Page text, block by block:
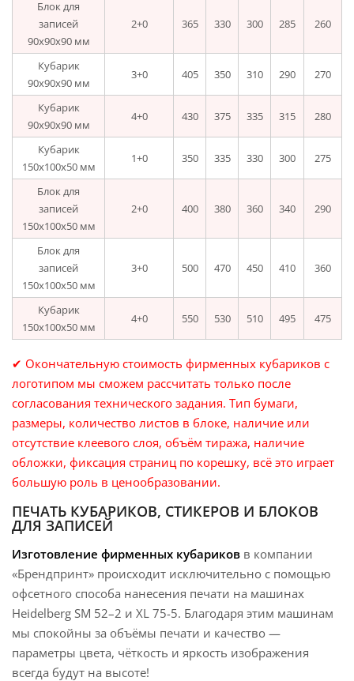
Блок для
записей
90х90х90 мм
2+0 365 330 300 285 260
Кубарик
90х90х90 мм
3+0 405 350 310 290 270
Кубарик
90х90х90 мм
4+0 430 375 335 315 280
Кубарик
150х100х50 мм
1+0 350 335 330 300 275
Блок для
записей
150х100х50 мм
2+0 400 380 360 340 290
Блок для
записей
150х100х50 мм
3+0 500 470 450 410 360
Кубарик
150х100х50 мм
4+0 550 530 510 495 475
✔ Окончательную стоимость фирменных кубариков с
логотипом мы сможем рассчитать только после
согласования технического задания. Тип бумаги,
размеры, количество листов в блоке, наличие или
отсутствие клеевого слоя, объём тиража, наличие
обложки, фиксация страниц по корешку, всё это играет
большую роль в ценообразовании.
ПЕЧАТЬ КУБАРИКОВ, СТИКЕРОВ И БЛОКОВ
ДЛЯ ЗАПИСЕЙ
Изготовление фирменных кубариков в компании
«Брендпринт» происходит исключительно с помощью
офсетного способа нанесения печати на машинах
Heidelberg SM 52–2 и XL 75-5. Благодаря этим машинам
мы спокойны за объёмы печати и качество —
параметры цвета, чёткость и яркость изображения
всегда будут на высоте!